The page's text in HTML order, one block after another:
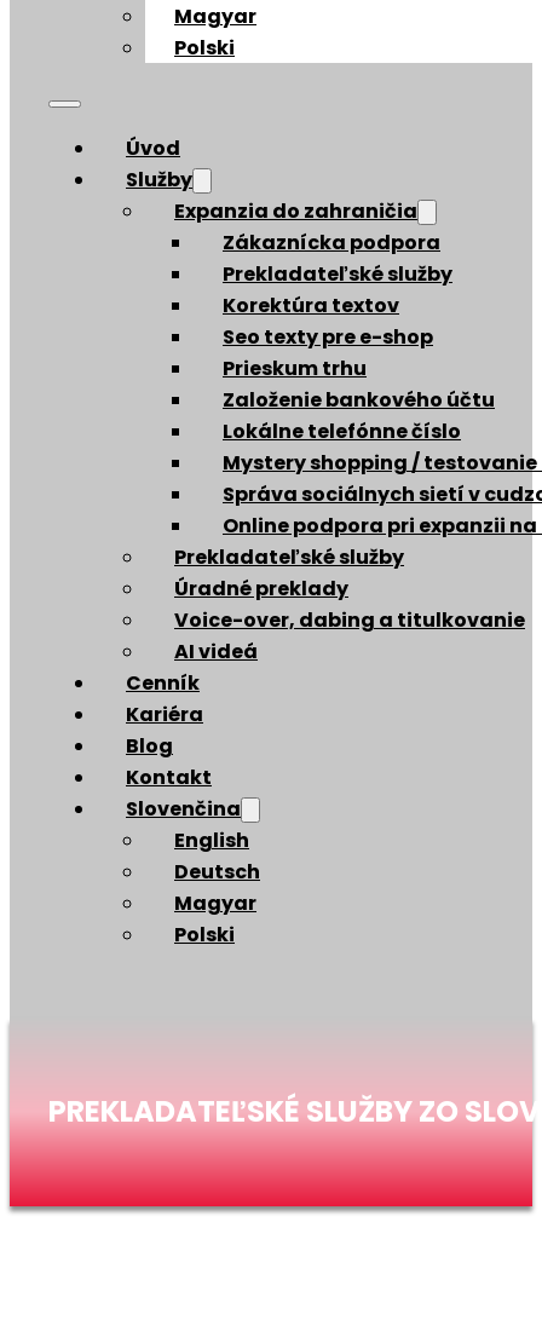
Magyar
Polski
Úvod
Služby
Expanzia do zahraničia
Zákaznícka podpora
Prekladateľské služby
Korektúra textov
Seo texty pre e-shop
Prieskum trhu
Založenie bankového účtu
Lokálne telefónne číslo
Mystery shopping /
Správa sociálnych sietí v
Online podpora pri expanzii
Prekladateľské služby
Úradné preklady
Voice-over, dabing a titulkovanie
AI videá
Cenník
Kariéra
Blog
Kontakt
Slovenčina
English
Deutsch
Magyar
Polski
PREKLADATEĽSKÉ SLUŽBY ZO